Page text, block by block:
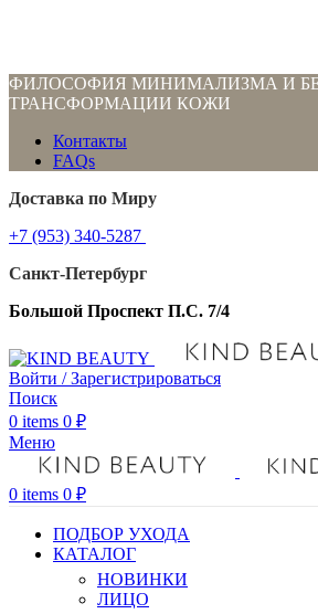
ФИЛОСОФИЯ МИНИМАЛИЗМА И
ТРАНСФОРМАЦИИ КОЖИ
Контакты
FAQs
Доставка по Миру
+7 (953) 340-5287
Санкт-Петербург
Большой Проспект П.С. 7/4
Войти / Зарегистрироваться
Поиск
0 items 0 ₽
Меню
0 items 0 ₽
ПОДБОР УХОДА
КАТАЛОГ
НОВИНКИ
ЛИЦО